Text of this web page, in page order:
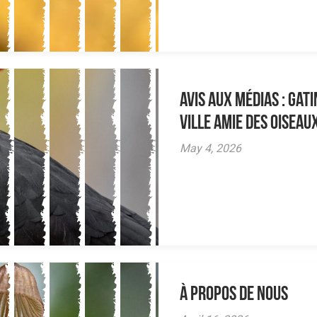
AVIS AUX MÉDIAS :
Ville amie des
May 4, 2026
À propos de nous